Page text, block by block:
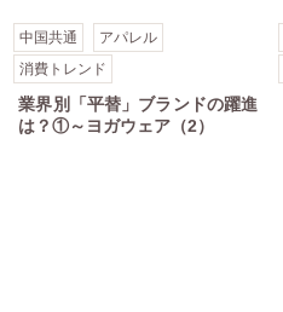
中国共通
アパレル
消費トレンド
業界別「平替」ブランドの躍進
は？①～ヨガウェア（2）